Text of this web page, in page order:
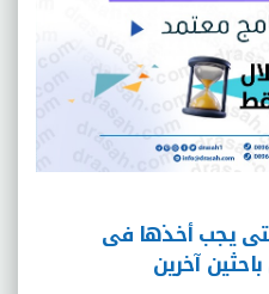
يجب أخذها فى
آخرين